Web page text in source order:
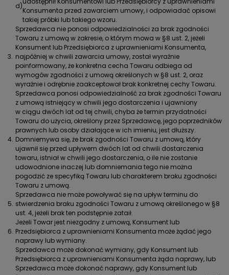
d)
Konsumenta przed zawarciem umowy, i odpowiadać opisowi
takiej próbki lub takiego wzoru.
3.
Sprzedawca nie ponosi odpowiedzialności za brak zgodności
Towaru z umową w zakresie, o którym mowa w §8 ust. 2, jeżeli
Konsument lub Przedsiębiorca z uprawnieniami Konsumenta,
najpóźniej w chwili zawarcia umowy, został wyraźnie
poinformowany, że konkretna cecha Towaru odbiega od
wymogów zgodności z umową określonych w §8 ust. 2, oraz
wyraźnie i odrębnie zaakceptował brak konkretnej cechy Towaru.
4.
Sprzedawca ponosi odpowiedzialność za brak zgodności Towaru
z umową istniejący w chwili jego dostarczenia i ujawniony
w ciągu dwóch lat od tej chwili, chyba że termin przydatności
Towaru do użycia, określony przez Sprzedawcę, jego poprzedników
prawnych lub osoby działające w ich imieniu, jest dłuższy.
Domniemywa się, że brak zgodności Towaru z umową, który
ujawnił się przed upływem dwóch lat od chwili dostarczenia
towaru, istniał w chwili jego dostarczenia, o ile nie zostanie
udowodnione inaczej lub domniemania tego nie można
pogodzić ze specyfiką Towaru lub charakterem braku zgodności
Towaru z umową.
5.
Sprzedawca nie może powoływać się na upływ terminu do
stwierdzenia braku zgodności Towaru z umową określonego w §8
ust. 4, jeżeli brak ten podstępnie zataił.
6.
Jeżeli Towar jest niezgodny z umową, Konsument lub
Przedsiębiorca z uprawnieniami Konsumenta może żądać jego
naprawy lub wymiany.
Sprzedawca może dokonać wymiany, gdy Konsument lub
Przedsiębiorca z uprawnieniami Konsumenta żąda naprawy, lub
Sprzedawca może dokonać naprawy, gdy Konsument lub